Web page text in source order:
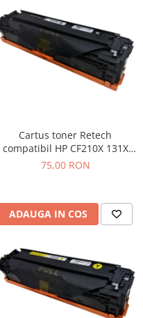
Cartus toner Retech
compatibil HP CF210X 131X
black
75,00 RON
ADAUGA IN COS